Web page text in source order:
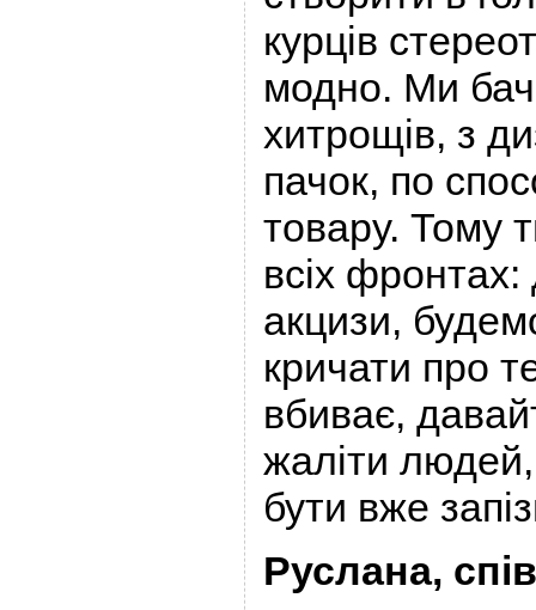
курців
модно. Ми
хитрощів, з
пачок, по
товару. Тому
всіх фронтах:
акцизи,
кричати про
вбиває,
жаліти
бути вже
Руслана,